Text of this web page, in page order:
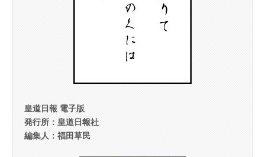
皇道日報 電子版
発行所：皇道日報社
編集人：福田草民